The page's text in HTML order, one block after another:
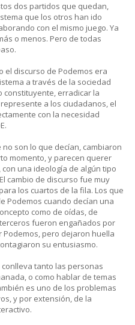
dos partidos que quedan,
que los otros han ido
con el mismo juego. Ya
o menos. Pero de todas
el discurso de Podemos era
a través de la sociedad
constituyente, erradicar la
a los ciudadanos, el
con la necesidad
son lo que decían, cambiaron
momento, y parecen querer
una ideología de algún tipo
cambio de discurso fue muy
los cuartos de la fila. Los que
Podemos cuando decían una
como de oídas, de
fueron engañados por
pero dejaron huella
su entusiasmo.
tanto las personas
o como hablar de temas
es uno de los problemas
y por extensión, de la